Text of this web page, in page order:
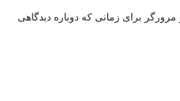
برای زمانی که دوباره دیدگاهی